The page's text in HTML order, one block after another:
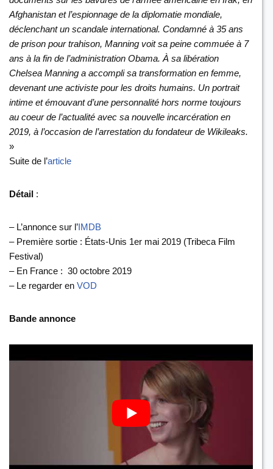
Afghanistan et l’espionnage de la diplomatie mondiale,
déclenchant un scandale international. Condamné à 35 ans
de prison pour trahison, Manning voit sa peine commuée à 7
ans à la fin de l’administration Obama. À sa libération
Chelsea Manning a accompli sa transformation en femme,
devenant une activiste pour les droits humains. Un portrait
intime et émouvant d’une personnalité hors norme toujours
au coeur de l’actualité avec sa nouvelle incarcération en
2019, à l’occasion de l’arrestation du fondateur de Wikileaks.
»
Suite de l’article
Détail :
– L’annonce sur l’IMDB
– Première sortie : États-Unis 1er mai 2019 (Tribeca Film
Festival)
– En France : ‎ 30 octobre 2019
– Le regarder en VOD
Bande annonce